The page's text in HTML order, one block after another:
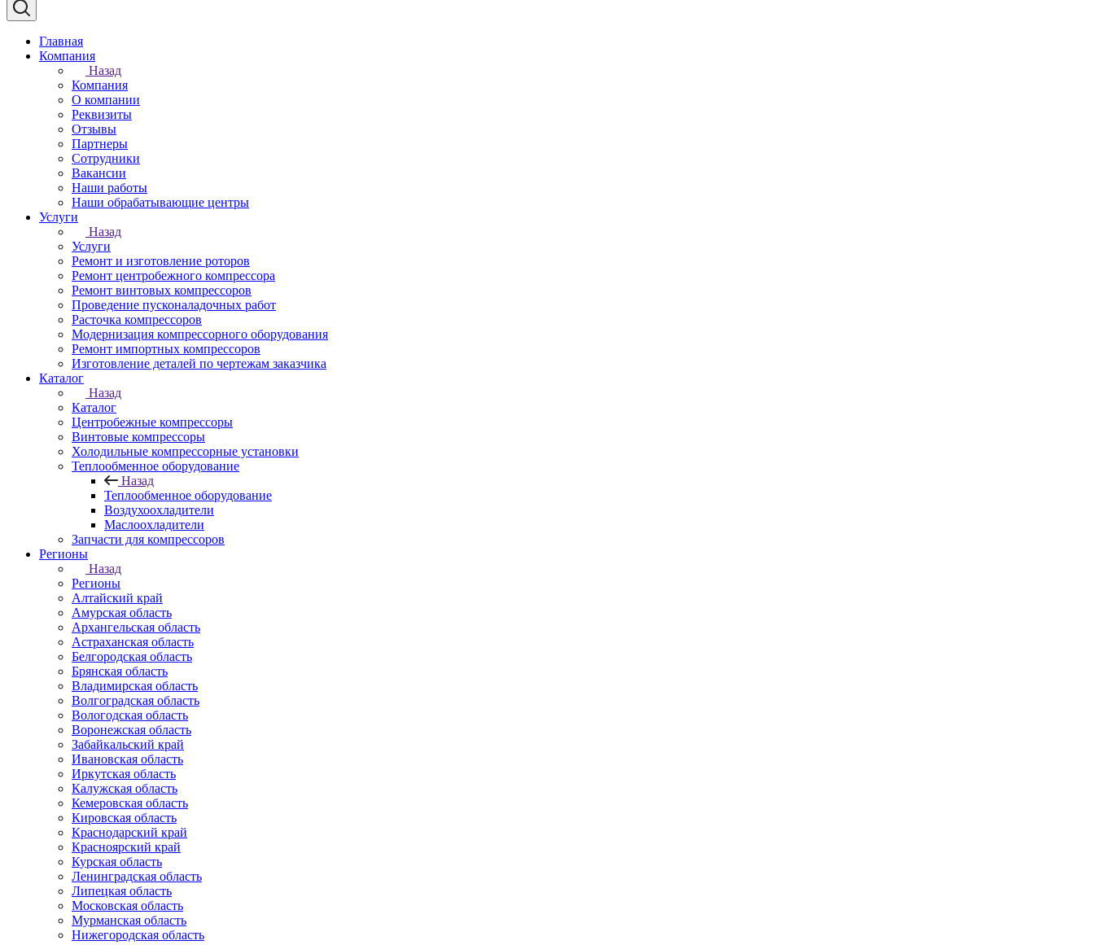
Главная
Компания
Назад
Компания
О компании
Реквизиты
Отзывы
Партнеры
Сотрудники
Вакансии
Наши работы
Наши обрабатывающие центры
Услуги
Назад
Услуги
Ремонт и изготовление роторов
Ремонт центробежного компрессора
Ремонт винтовых компрессоров
Проведение пусконаладочных работ
Расточка компрессоров
Модернизация компрессорного оборудования
Ремонт импортных компрессоров
Изготовление деталей по чертежам заказчика
Каталог
Назад
Каталог
Центробежные компрессоры
Винтовые компрессоры
Холодильные компрессорные установки
Теплообменное оборудование
Назад
Теплообменное оборудование
Воздухоохладители
Маслоохладители
Запчасти для компрессоров
Регионы
Назад
Регионы
Алтайский край
Амурская область
Архангельская область
Астраханская область
Белгородская область
Брянская область
Владимирская область
Волгоградская область
Вологодская область
Воронежская область
Забайкальский край
Ивановская область
Иркутская область
Калужская область
Кемеровская область
Кировская область
Краснодарский край
Красноярский край
Курская область
Ленинградская область
Липецкая область
Московская область
Мурманская область
Нижегородская область